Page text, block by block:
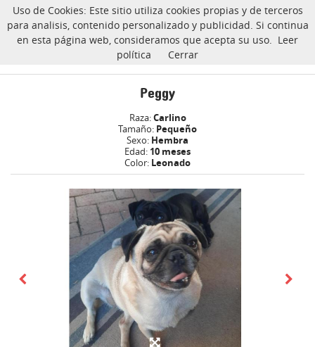
CarlinoSOS
Peggy carlino Adoptado
Peggy
Raza:Carlino
Tamaño: Pequeño
Sexo: Hembra
Edad: 10 meses
Color: Leonado
Uso de Cookies: Este sitio utiliza cookies propias y de terceros
para analisis, contenido personalizado y publicidad. Si continua
en esta página web, consideramos que acepta su uso. Leer
política
Cerrar